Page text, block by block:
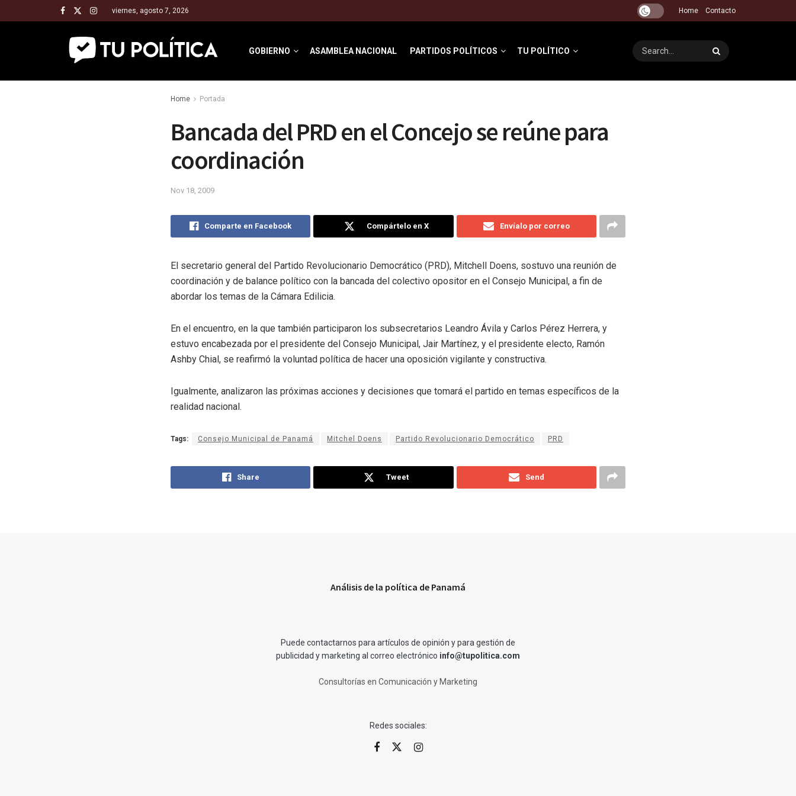
viernes, agosto 7, 2026 Home Contacto
GOBIERNO ASAMBLEA NACIONAL PARTIDOS POLÍTICOS TU POLÍTICO
Home Portada
Bancada del PRD en el Concejo se reúne para
coordinación
Nov 18, 2009
Comparte en Facebook Compártelo en X Envíalo por correo
El secretario general del Partido Revolucionario Democrático (PRD), Mitchell Doens, sostuvo una reunión de
coordinación y de balance político con la bancada del colectivo opositor en el Consejo Municipal, a fin de
abordar los temas de la Cámara Edilicia.
En el encuentro, en la que también participaron los subsecretarios Leandro Ávila y Carlos Pérez Herrera, y
estuvo encabezada por el presidente del Consejo Municipal, Jair Martínez, y el presidente electo, Ramón
Ashby Chial, se reafirmó la voluntad política de hacer una oposición vigilante y constructiva.
Igualmente, analizaron las próximas acciones y decisiones que tomará el partido en temas específicos de la
realidad nacional.
Tags: Consejo Municipal de Panamá Mitchel Doens Partido Revolucionario Democrático PRD
Share Tweet Send
Análisis de la política de Panamá
Puede contactarnos para artículos de opinión y para gestión de
publicidad y marketing al correo electrónico info@tupolitica.com
Consultorías en Comunicación y Marketing
Redes sociales: